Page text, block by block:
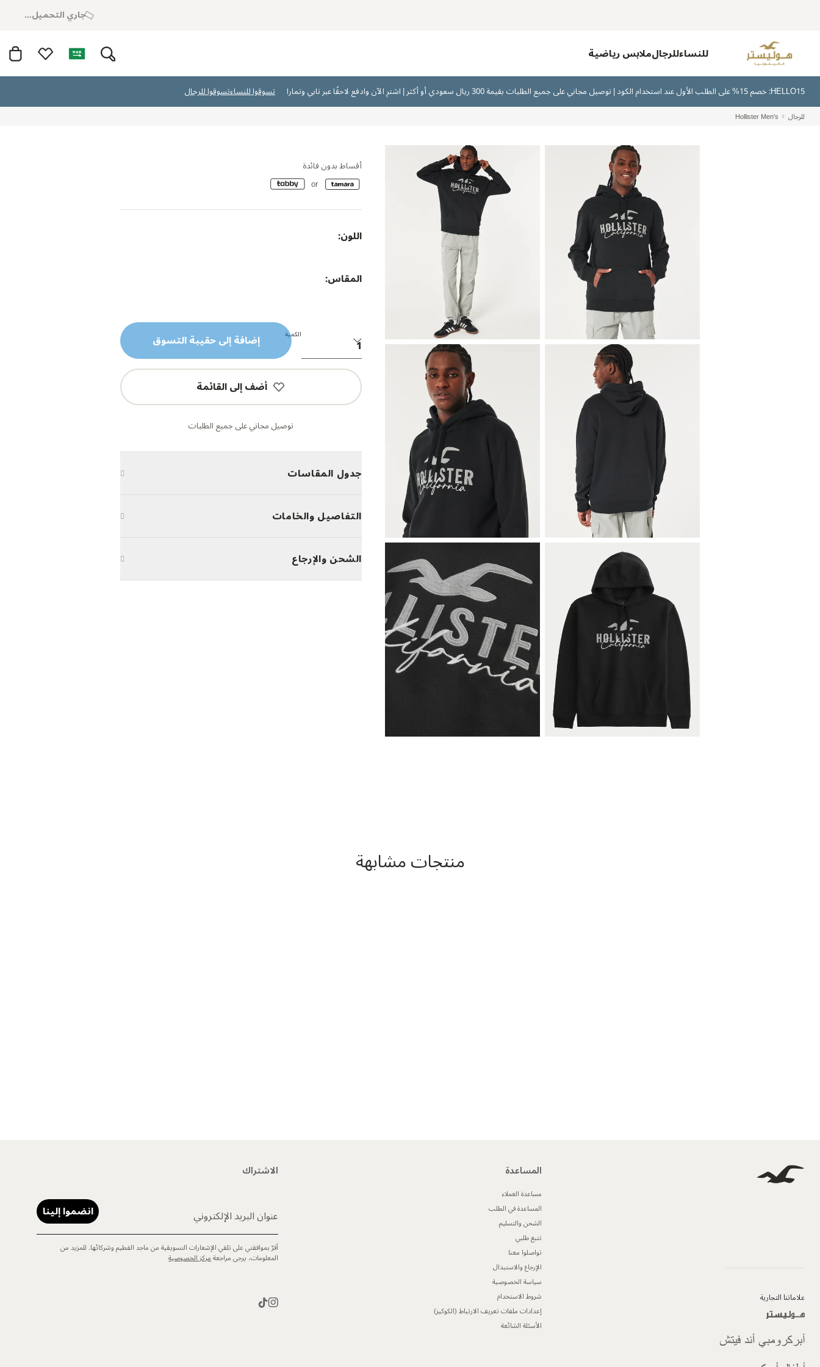
جاري التحميل...
للنساءللرجالملابس رياضية
HELLO15: خصم 15% على الطلب الأول عند استخدام الكود | توصيل مجاني على جميع الطلبات بقيمة 300 ريال سعودي أو أكثر | اشترِ الآن وادفع لاحقًا عبر تابي وتمارا تسوقوا للنساءتسوقوا للرجال
للرجال Hollister Men's
أقساط بدون فائدة
اللون:
المقاس:
الكمية إضافة إلى حقيبة التسوق
أضف إلى القائمة
توصيل مجاني على جميع الطلبات
جدول المقاسات
التفاصيل والخامات
الشحن والإرجاع
منتجات مشابهة
علاماتنا التجارية
المساعدة
مساعدة العملاء
المساعدة في الطلب
الشحن والتسليم
تتبع طلبي
تواصلوا معنا
الإرجاع والاستبدال
سياسة الخصوصية
شروط الاستخدام
إعدادات ملفات تعريف الارتباط (الكوكيز)
الأسئلة الشائعة
الاشتراك
عنوان البريد الإلكتروني انضموا إلينا
أقرّ بموافقتي على تلقي الإشعارات التسويقية من ماجد الفطيم وشركائها. للمزيد من
المعلومات، يرجى مراجعةمركز الخصوصية